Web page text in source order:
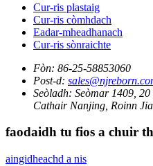
Cur-ris plastaig
Cur-ris còmhdach
Eadar-mheadhanach
Cur-ris sònraichte
Fòn: 86-25-58853060
Post-d:
Seòladh: Seòmar 1409,
Cathair Nanjing, Roinn
faodaidh tu fios a chuir
aingidheachd a nis